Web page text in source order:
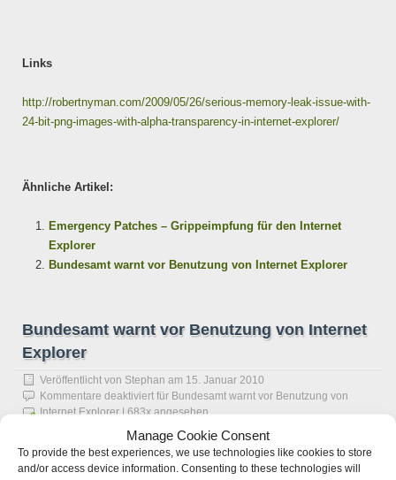
Manage Cookie Consent
To provide the best experiences, we use technologies like cookies to store
and/or access device information. Consenting to these technologies will
Links
http://robertnyman.com/2009/05/26/serious-memory-leak-issue-with-
24-bit-png-images-with-alpha-transparency-in-internet-explorer/
Ähnliche Artikel:
Emergency Patches – Grippeimpfung für den Internet
Explorer
Bundesamt warnt vor Benutzung von Internet Explorer
Bundesamt warnt vor Benutzung von Internet
Explorer
Veröffentlicht von Stephan am 15. Januar 2010
Kommentare deaktiviert für Bundesamt warnt vor Benutzung von
Internet Explorer | 683x angesehen
Bonn (apn) Wegen einer Sicherheitslücke sollten Computernutzer